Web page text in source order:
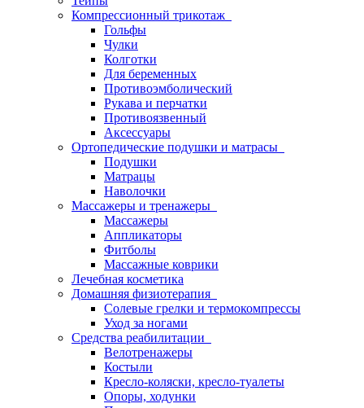
Компрессионный трикотаж
Гольфы
Чулки
Колготки
Для беременных
Противоэмболический
Рукава и перчатки
Противоязвенный
Аксессуары
Ортопедические подушки и матрасы
Подушки
Матрацы
Наволочки
Массажеры и тренажеры
Массажеры
Аппликаторы
Фитболы
Массажные коврики
Лечебная косметика
Домашняя физиотерапия
Солевые грелки и термокомпрессы
Уход за ногами
Средства реабилитации
Велотренажеры
Костыли
Кресло-коляски, кресло-туалеты
Опоры, ходунки